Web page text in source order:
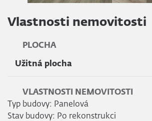
Vlastnosti nemovitosti
PLOCHA
Užitná plocha
VLASTNOSTI NEMOVITOSTI
Typ budovy: Panelová
Stav budovy: Po rekonstrukci